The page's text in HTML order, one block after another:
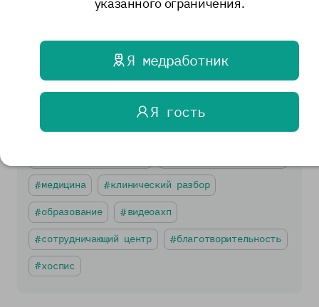
Теги
полезная информация
паллиатив правовые документы
медицина клинический разбор
образование видеоахп
сотрудничающий центр благотворительность
хоспис
Я медработник
Я гость